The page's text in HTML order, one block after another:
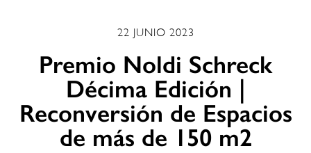
22 JUNIO 2023
Premio Noldi Schreck
Décima Edición |
Reconversión de Espacios
de más de 150 m2